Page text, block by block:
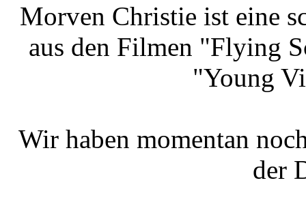
Morven Christie ist eine
aus den Filmen "Flying
"Young
Wir haben momentan
der